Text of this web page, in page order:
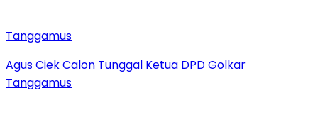
Tanggamus
Agus Ciek Calon Tunggal Ketua DPD Golkar
Tanggamus